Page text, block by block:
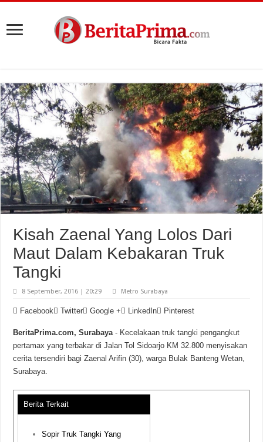
Kisah Zaenal Yang Lolos Dari
Maut Dalam Kebakaran Truk
Tangki
8 September, 2016 | 20:29 Metro Surabaya
Facebook Twitter Google + LinkedIn Pinterest
BeritaPrima.com, Surabaya- Kecelakaan truk tangki pengangkut
pertamax yang terbakar di Jalan Tol Sidoarjo KM 32.800 menyisakan
cerita tersendiri bagi Zaenal Arifin (30), warga Bulak Banteng Wetan,
Surabaya.
Berita Terkait
Sopir Truk Tangki Yang